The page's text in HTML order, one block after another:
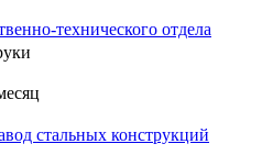
технического отдела
стальных конструкций